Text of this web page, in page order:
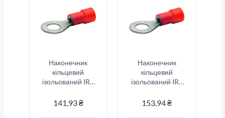
Наконечник
кільцевий
ізольований IRT
червоний
141,93₴
Наконечник
кільцевий
ізольований IRT
1.5/10), червоний
153,94₴